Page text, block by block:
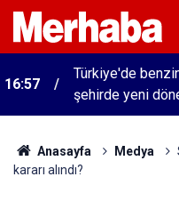
16:57
Türkiye'de
şehirde yeni
Anasayfa Medya
kararı alındı?